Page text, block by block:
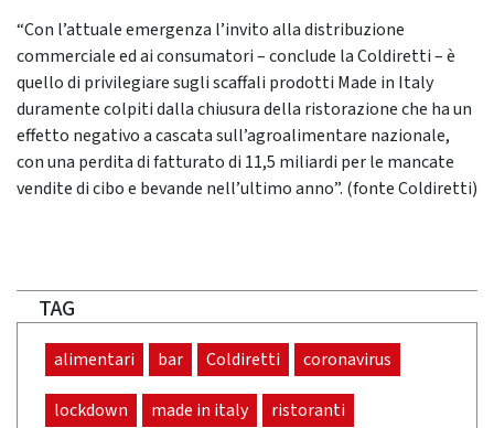
“Con l’attuale emergenza l’invito alla distribuzione
commerciale ed ai consumatori – conclude la Coldiretti – è
quello di privilegiare sugli scaffali prodotti Made in Italy
duramente colpiti dalla chiusura della ristorazione che ha un
effetto negativo a cascata sull’agroalimentare nazionale,
con una perdita di fatturato di 11,5 miliardi per le mancate
vendite di cibo e bevande nell’ultimo anno”. (fonte Coldiretti)
TAG
alimentari bar Coldiretti coronavirus
lockdown made in italy ristoranti